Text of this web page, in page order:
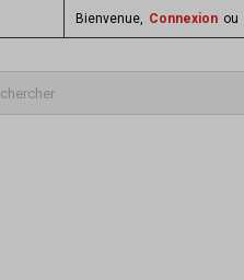
Bienvenue, Connexion ou